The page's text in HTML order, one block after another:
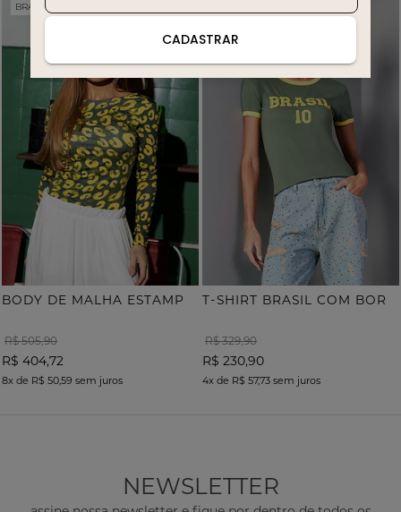
BRASIL EDITION
R$ 505,90
R$ 404,72
8x de R$ 50,59 sem juros
R$ 329,90
R$ 230,90
4x de R$ 57,73 sem juros
NEWSLETTER
CADASTRAR